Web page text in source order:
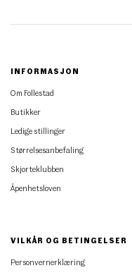
INFORMASJON
Om Follestad
Butikker
Ledige stillinger
Størrelsesanbefaling
Skjorteklubben
Åpenhetsloven
VILKÅR OG BETINGELSER
Personvernerklæring